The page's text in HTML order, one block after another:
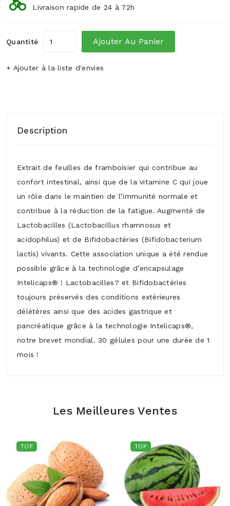
Livraison rapide de 24 à 72h
Quantité Ajouter Au Panier
+ Ajouter à la liste d'envies
Description
Extrait de feuilles de framboisier qui contribue au
confort intestinal, ainsi que de la vitamine C qui joue
un rôle dans le maintien de l’immunité normale et
contribue à la réduction de la fatigue. Augmenté de
Lactobacilles (Lactobacillus rhamnosus et
acidophilus) et de Bifidobactéries (Bifidobacterium
lactis) vivants. Cette association unique a été rendue
possible grâce à la technologie d’encapsulage
Intelicaps® ! Lactobacilles? et Bifidobactéries
toujours préservés des conditions extérieures
délétères ainsi que des acides gastrique et
pancréatique grâce à la technologie Intelicaps®,
notre brevet mondial. 30 gélules pour une durée de 1
mois !
Les Meilleures Ventes
TOP TOP